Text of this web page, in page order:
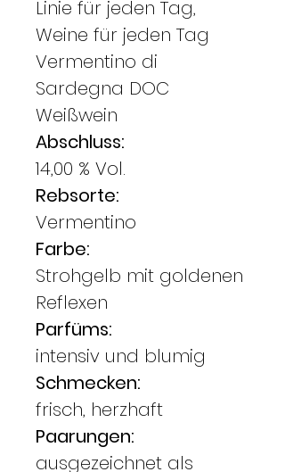
Linie für jeden Tag,
Weine für jeden Tag
Vermentino di
Sardegna DOC
Weißwein
Abschluss:
14,00 % Vol.
Rebsorte:
Vermentino
Farbe:
Strohgelb mit goldenen
Reflexen
Parfüms:
intensiv und blumig
Schmecken:
frisch, herzhaft
Paarungen:
ausgezeichnet als